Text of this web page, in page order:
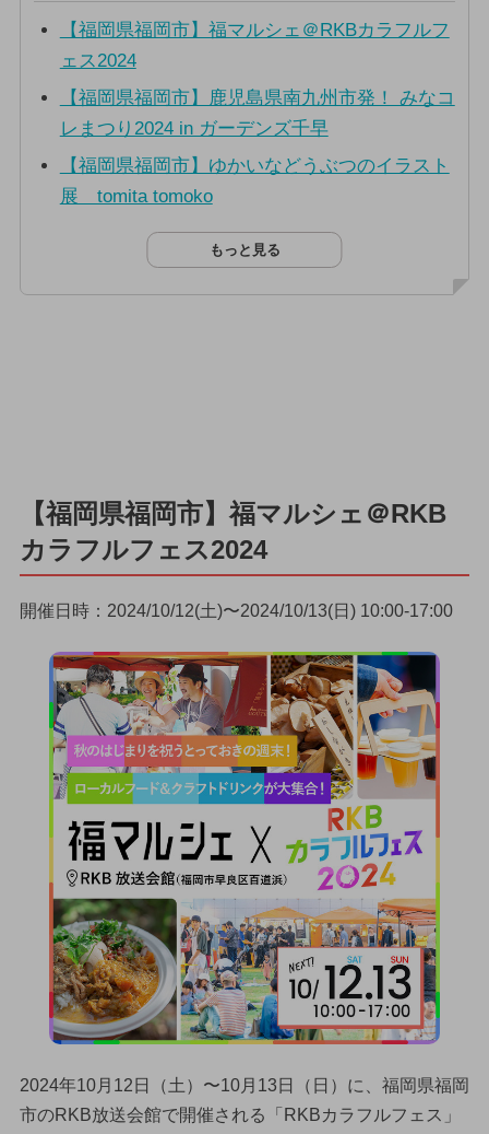
【福岡県福岡市】福マルシェ＠RKBカラフルフ
ェス2024
【福岡県福岡市】鹿児島県南九州市発！ みなコ
レまつり2024 in ガーデンズ千早
【福岡県福岡市】ゆかいなどうぶつのイラスト
展 tomita tomoko
もっと見る
【福岡県福岡市】福マルシェ＠RKB
カラフルフェス2024
開催日時：2024/10/12(土)〜2024/10/13(日) 10:00-17:00
2024年10月12日（土）〜10月13日（日）に、福岡県福岡
市のRKB放送会館で開催される「RKBカラフルフェス」